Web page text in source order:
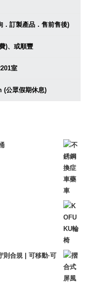
．訂製產品．售前售後)
)、或順豐
室
(公眾假期休息)
合規 | 可移動·可